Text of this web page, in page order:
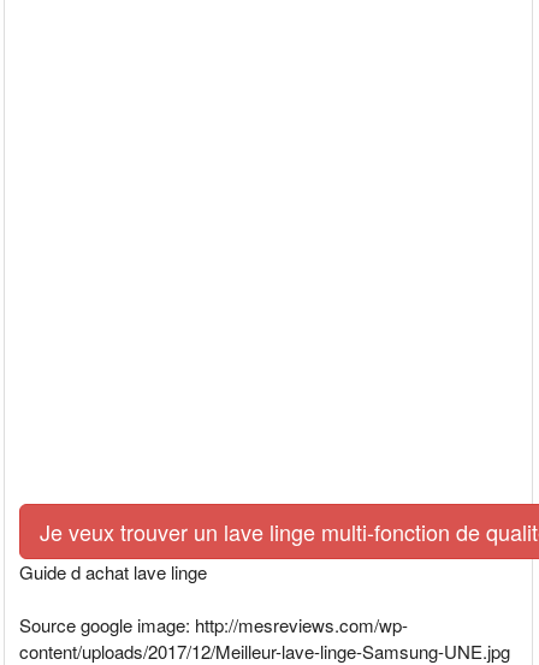
Je veux trouver un lave linge multi-fonction de
Guide d achat lave linge
Source google image: http://mesreviews.com/wp-
content/uploads/2017/12/Meilleur-lave-linge-Samsung-UNE.jpg